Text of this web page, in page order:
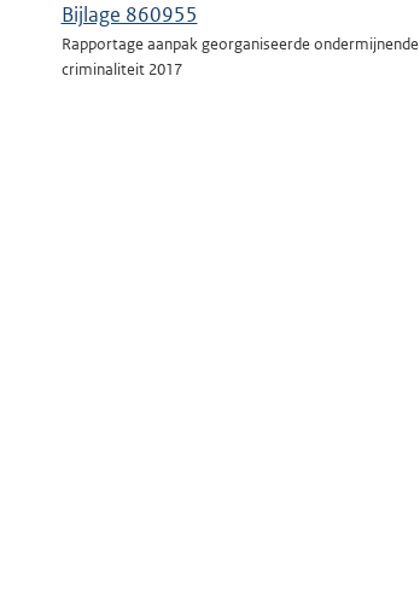
Bijlage 860955
Rapportage aanpak georganiseerde ondermijnende
criminaliteit 2017